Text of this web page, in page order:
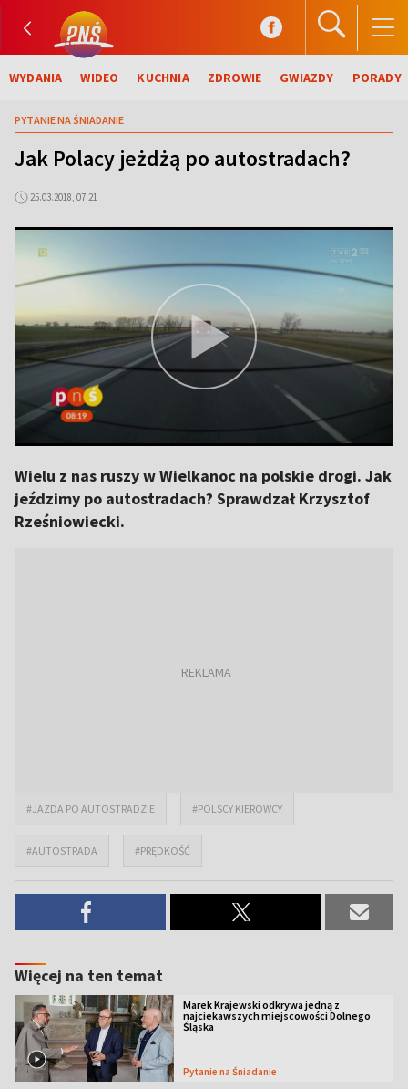
WYDANIA WIDEO KUCHNIA ZDROWIE GWIAZDY PORADY
PYTANIE NA ŚNIADANIE
Jak Polacy jeżdżą po autostradach?
25.03.2018, 07:21
Wielu z nas ruszy w Wielkanoc na polskie drogi. Jak
jeździmy po autostradach? Sprawdzał Krzysztof
Rześniowiecki.
#JAZDA PO AUTOSTRADZIE #POLSCY KIEROWCY
#AUTOSTRADA #PRĘDKOŚĆ
Więcej na ten temat
Marek Krajewski odkrywa jedną z
najciekawszych miejscowości Dolnego
Śląska
Pytanie na Śniadanie